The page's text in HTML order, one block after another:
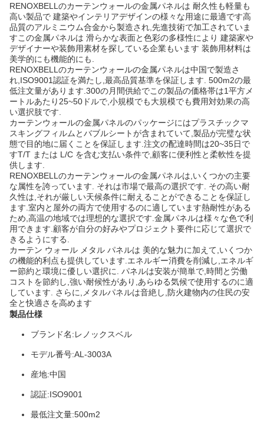
RENOXBELLのカーテンウォールの金属パネルは 耐久性も軽量も
高い製品で 建築やインテリアデザインの様々な用途に最適です高
品質のアルミニウム合金から製造され,先進技術で加工されていま
すこの金属パネルは 滑らかな表面と色彩の多様性により 建築家や
デザイナーや装飾用素材を探している企業もいます 装飾用材料は
美学的にも機能的にも.
RENOXBELLのカーテンウォールの金属パネルは中国で製造さ
れ,ISO9001認証を満たし,最高品質基準を保証します. 500m2の最
低注文量があります.300の月間供給でこの製品の価格帯は1平方メ
ートルあたり25~50ドルで,小規模でも大規模でも費用対効果の高
い選択肢です.
カーテンウォールの金属パネルのパッケージにはプラスチックマ
スキングフィルムとバブルシートが含まれていて,製品が完璧な状
態で目的地に届くことを保証します.注文の配達時間は20~35日で
すT/T または L/C を含む支払い条件で,顧客に便利性と柔軟性を提
供します.
RENOXBELLのカーテンウォールの金属パネルは,いくつかの主要
な属性を誇っています. それは市場で最高の選択です. その高い耐
久性は,それが厳しい天候条件に耐えることができることを保証し
ます.室内と屋外の両方で使用するのに適しています熱耐性がある
ため,高温の地域では理想的な選択です.金属パネルは様々な色で利
用できます.顧客が自分の好みやプロジェクト要件に応じて選択で
きるようにする.
カーテン ウォール メタル パネルは 美的な魅力に加えて,いくつか
の機能的利点も提供しています.エネルギー消費を削減し,エネルギ
ー節約と環境に優しい選択に. パネルは安装が簡単で,時間と労働
コストを節約し,強い耐候性があり,あらゆる気候で使用するのに適
しています. さらに,メタルパネルは音絶し,防火建物内の住民の安
全と快適さを高めます
製品仕様
ブランド名:レノックスベル
モデル番号:AL-3003A
産地:中国
認証:ISO9001
最低注文量:500m2